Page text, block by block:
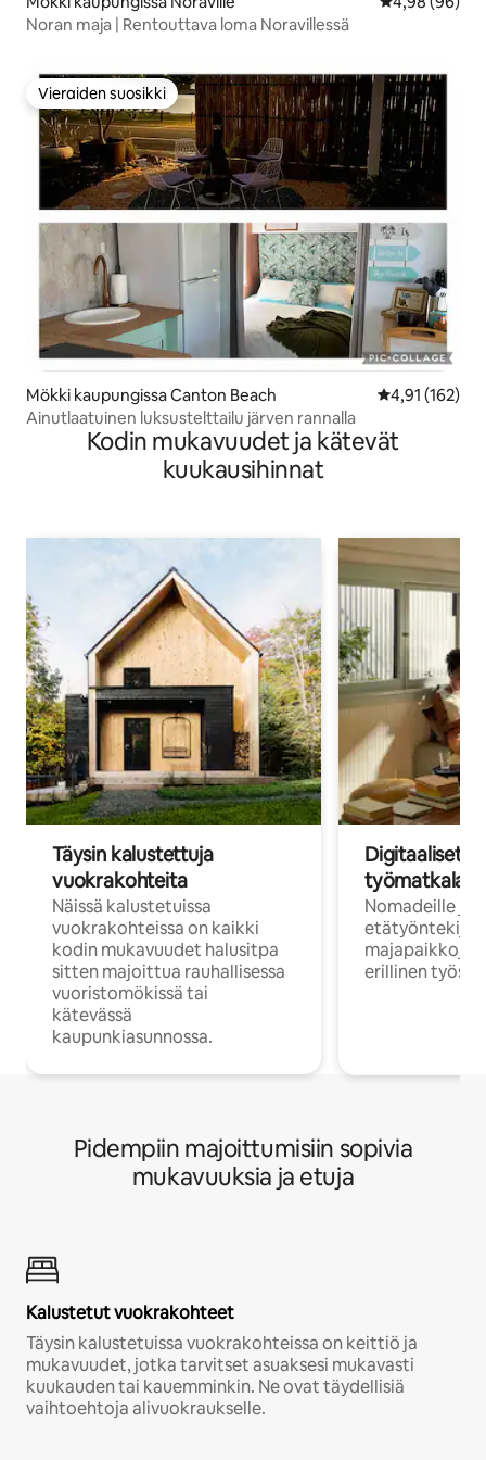
Noran maja | Rentouttava loma Noravillessä
Vieraiden suosikki
Vieraiden suosikki
Mökki kaupungissa Canton Beach
4,91 (162)
Ainutlaatuinen luksustelttailu järven rannalla
Kodin mukavuudet ja kätevät
kuukausihinnat
Täysin kalustettuja
vuokrakohteita
Näissä kalustetuissa
vuokrakohteissa on kaikki
kodin mukavuudet halusitpa
sitten majoittua rauhallisessa
vuoristomökissä tai
kätevässä
kaupunkiasunnossa.
Digitaaliset
Nomadeille ja
majapaikkoja,
erillinen
Pidempiin majoittumisiin sopivia
mukavuuksia ja etuja
Kalustetut vuokrakohteet
Täysin kalustetuissa vuokrakohteissa on keittiö ja
mukavuudet, jotka tarvitset asuaksesi mukavasti
kuukauden tai kauemminkin. Ne ovat täydellisiä
vaihtoehtoja alivuokraukselle.